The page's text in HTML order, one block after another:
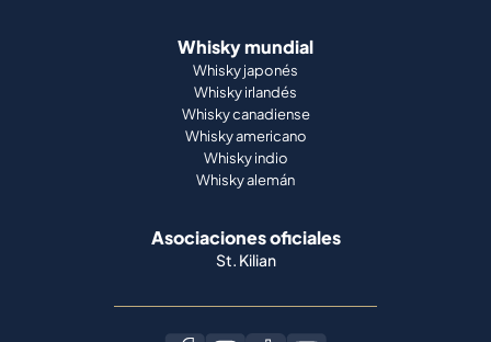
Whisky mundial
Whisky japonés
Whisky irlandés
Whisky canadiense
Whisky americano
Whisky indio
Whisky alemán
Asociaciones oficiales
St. Kilian